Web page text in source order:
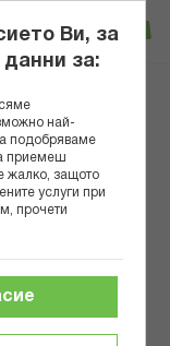
Вход
120МЛ 5019216
Ви, за
за:
най-
подобряваме
приемеш
жалко, защото
услуги при
прочети